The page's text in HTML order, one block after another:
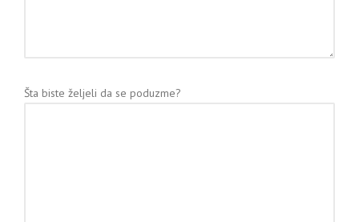
Šta biste željeli da se poduzme?